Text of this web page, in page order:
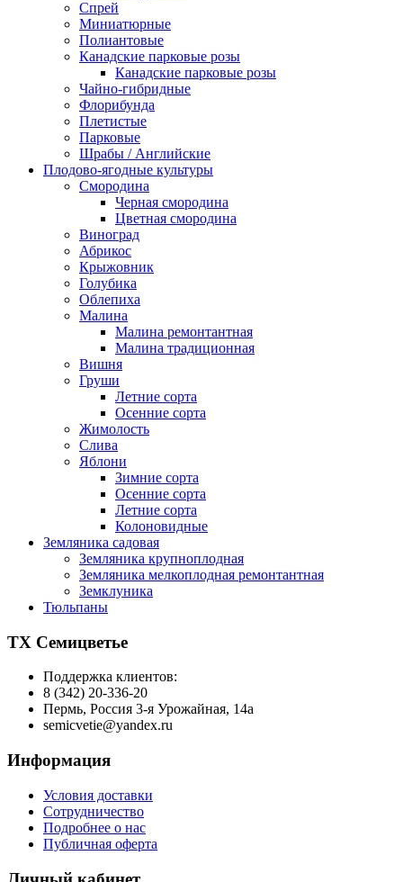
Спрей
Миниатюрные
Полиантовые
Канадские парковые розы
Канадские парковые розы
Чайно-гибридные
Флорибунда
Плетистые
Парковые
Шрабы / Английские
Плодово-ягодные культуры
Смородина
Черная смородина
Цветная смородина
Виноград
Абрикос
Крыжовник
Голубика
Облепиха
Малина
Малина ремонтантная
Малина традиционная
Вишня
Груши
Летние сорта
Осенние сорта
Жимолость
Слива
Яблони
Зимние сорта
Осенние сорта
Летние сорта
Колоновидные
Земляника садовая
Земляника крупноплодная
Земляника мелкоплодная ремонтантная
Земклуника
Тюльпаны
ТХ Семицветье
Поддержка клиентов:
8 (342) 20-336-20
Пермь, Россия 3-я Урожайная, 14а
semicvetie@yandex.ru
Информация
Условия доставки
Сотрудничество
Подробнее о нас
Публичная оферта